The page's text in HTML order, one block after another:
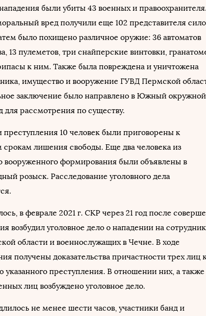
были убиты 43 военных и правоохранителя.
вред получили еще 102 представителя
было похищено различное оружие: 36 автоматов
13 пулеметов, три снайперские винтовки,
к ним. Также была повреждена и уничтожена
имущество и вооружение ГУВД Пермской
заключение было направлено в Южный окружной
для рассмотрения по существу.
преступления 10 человек были приговорены к
срокам лишения свободы. Еще два человека из
вооруженного формирования были объявлены в
розыск. Расследование уголовного дела
в феврале 2021 г. СКР через 21 год после
возбудил уголовное дело о нападении на
области и военнослужащих в Чечне. В ходе
получены доказательства причастности трех лиц
преступления. В отношении них, а также
лиц возбуждено уголовное дело.
не менее шести часов, участники банд и